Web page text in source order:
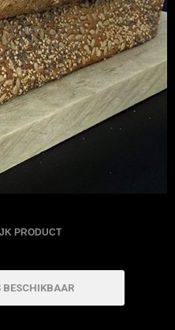
PRODUCT
BESCHIKBAAR